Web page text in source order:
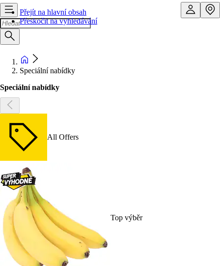
Přejít na hlavní obsah
Přeskočit na vyhledávání
Speciální nabídky
Speciální nabídky
All Offers
Top výběr